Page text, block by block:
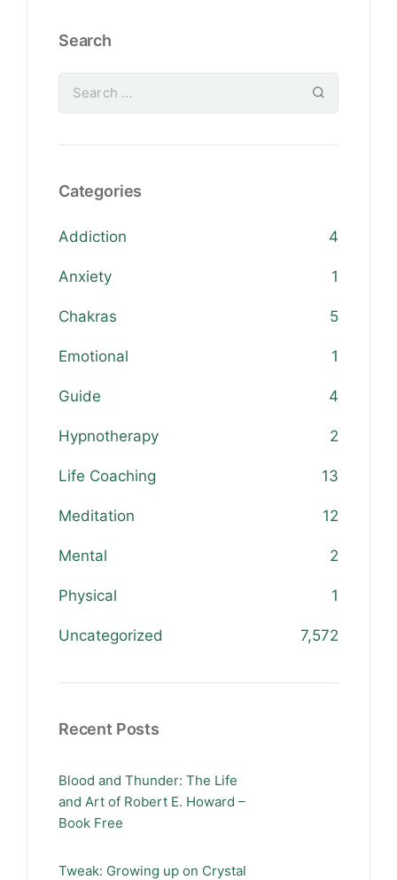
Search
Categories
Addiction 4
Anxiety 1
Chakras 5
Emotional 1
Guide 4
Hypnotherapy 2
Life Coaching 13
Meditation 12
Mental 2
Physical 1
Uncategorized 7,572
Recent Posts
Blood and Thunder: The Life
and Art of Robert E. Howard –
Book Free
Tweak: Growing up on Crystal